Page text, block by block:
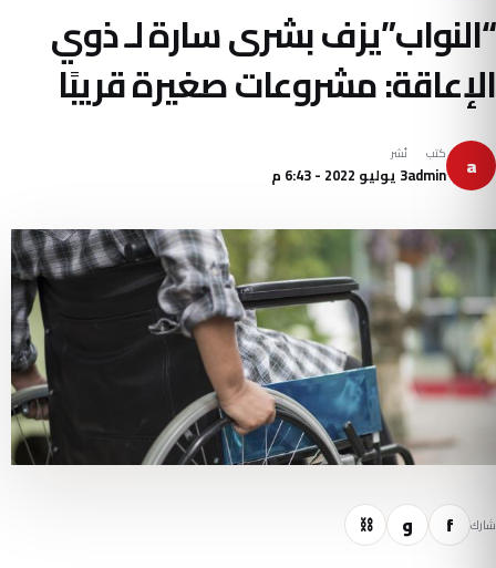
“النواب”يزف بشرى سارة لـ ذوي
الإعاقة: مشروعات صغيرة قريبًا
a كتب
admin
نُشر
3 يوليو 2022 - 6:43 م
شارك f و ⛓